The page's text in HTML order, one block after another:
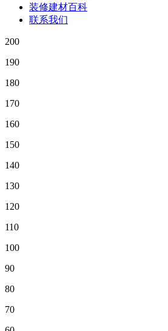
装修建材百科
联系我们
200
190
180
170
160
150
140
130
120
110
100
90
80
70